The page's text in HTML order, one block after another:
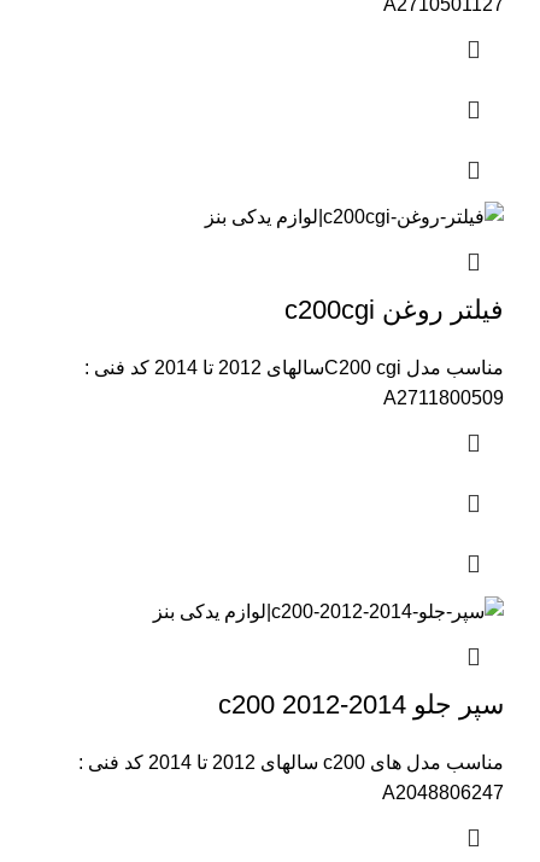
A2710501127
فیلتر روغن c200cgi
مناسب مدل C200 cgiسالهای 2012 تا 2014 کد فنی :
A2711800509
سپر جلو c200 2012-2014
مناسب مدل های c200 سالهای 2012 تا 2014 کد فنی :
A2048806247